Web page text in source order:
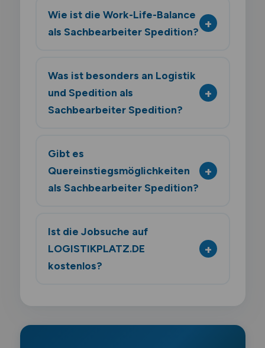
Wie ist die Work-Life-Balance
als Sachbearbeiter Spedition?
Was ist besonders an Logistik
und Spedition als
Sachbearbeiter Spedition?
Gibt es
Quereinstiegsmöglichkeiten
als Sachbearbeiter Spedition?
Ist die Jobsuche auf
LOGISTIKPLATZ.DE
kostenlos?